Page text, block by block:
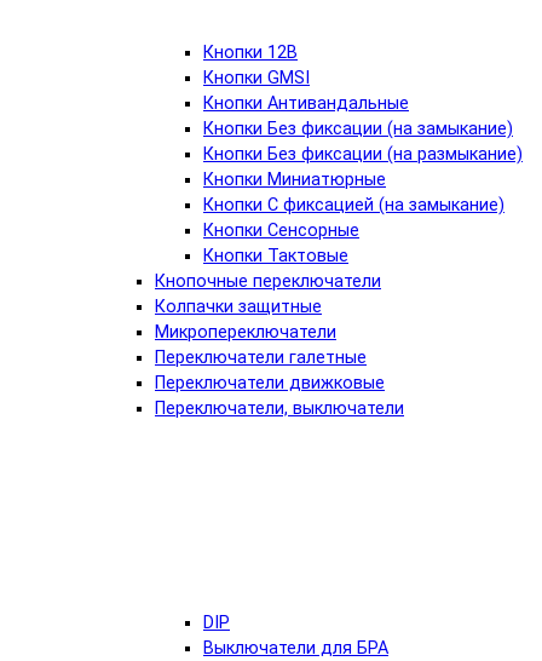
Кнопки 12В
Кнопки GMSI
Кнопки Антивандальные
Кнопки Без фиксации (на замыкание)
Кнопки Без фиксации (на размыкание)
Кнопки Миниатюрные
Кнопки С фиксацией (на замыкание)
Кнопки Сенсорные
Кнопки Тактовые
Кнопочные переключатели
Колпачки защитные
Микропереключатели
Переключатели галетные
Переключатели движковые
Переключатели, выключатели
DIP
Выключатели для БРА